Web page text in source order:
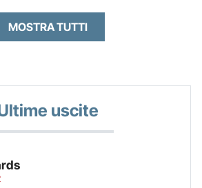
MOSTRA TUTTI
uscite